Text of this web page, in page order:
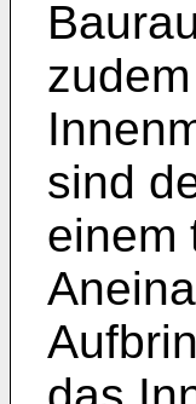
sind
einem